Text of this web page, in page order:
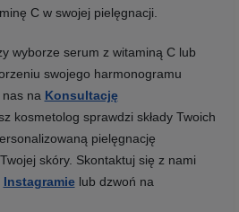
C w swojej pielęgnacji.
wyborze serum z witaminą C lub
swojego harmonogramu
nas na Konsultację
kosmetolog sprawdzi składy Twoich
pielęgnację
skóry. Skontaktuj się z nami
Instagramielub dzwoń na